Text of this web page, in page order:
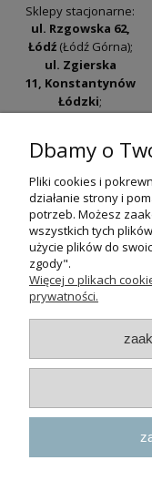
Sklepy stacjonarne:
ul. Rzgowska 62,
Łódź(Łódź Górna);
ul. Zgierska
11, Konstantynów
Łódzki;
Widzew).
Godziny otwarcia:
pn-pt 9:00-17:00
+48 530 230 483
psokoty@psokoty.pl
Dbamy o
Pliki cookies i
działanie strony i
potrzeb. Możesz
wszystkich tych
użycie plików do
zgody".
Więcej o plikach
prywatności.